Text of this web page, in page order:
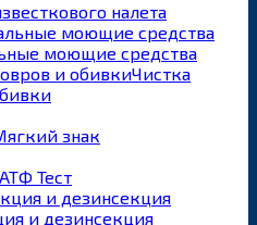
налета
моющие средства
Чистка
знак
АТФ Тест
и дезинсекция